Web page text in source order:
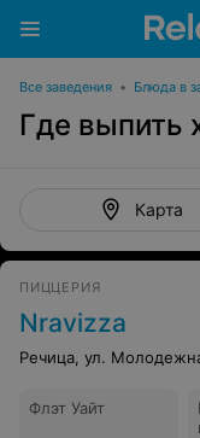
Все заведения • Блюда в
Где выпить
Карта
ПИЦЦЕРИЯ
Nravizza
Речица, ул.
Флэт Уайт